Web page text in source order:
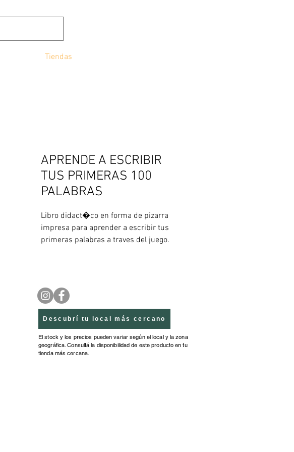
Tiendas
APRENDE A ESCRIBIR
TUS PRIMERAS 100
PALABRAS
Libro didact�co en forma de pizarra
impresa para aprender a escribir tus
primeras palabras a traves del juego.
Descubrí tu local más cercano
El stock y los precios pueden variar según el local y la zona
geográfica. Consultá la disponibilidad de este producto en tu
tienda más cercana.